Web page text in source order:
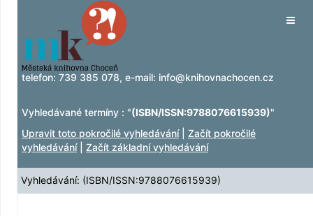
Zobrazuji výsledky1 - 1z
Přeskočit na obsah
telefon: 739 385 078, e-mail: info@knihovnachocen.cz
Vyhledávané termíny : "(ISBN/ISSN:9788076615939)"
Upravit toto pokročilé vyhledávání| Začít pokročilé
vyhledávání| Začít základní vyhledávání
Vyhledávání: (ISBN/ISSN:9788076615939)